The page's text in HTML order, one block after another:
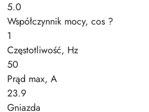
5.0
Współczynnik mocy, cos ?
1
Częstotliwość, Hz
50
Prąd max, A
23.9
Gniazda